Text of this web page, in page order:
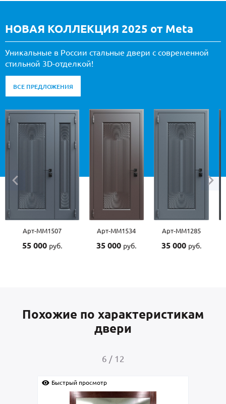
НОВАЯ КОЛЛЕКЦИЯ 2025 от Meta
Уникальные в России стальные двери с современной
стильной 3D-отделкой!
ВСЕ ПРЕДЛОЖЕНИЯ
Арт-ММ1534
35 000руб.
Арт-ММ1285
35 000руб.
Арт-ММ1390
45 000руб.
Похожие по характеристикам
двери
7 / 12
Быстрый просмотр